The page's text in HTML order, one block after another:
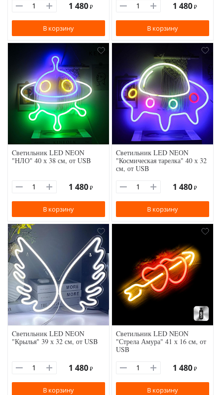
1 480 ₽
В корзину
1 480 ₽
В корзину
Cветильник LED NEON
"НЛО" 40 х 38 см, от USB
1 480 ₽
В корзину
Cветильник LED NEON
"Космическая тарелка" 40 х 32
см, от USB
1 480 ₽
В корзину
Cветильник LED NEON
"Крылья" 39 х 32 см, от USB
1 480 ₽
В корзину
Cветильник LED NEON
"Стрела Амура" 41 х 16 см, от
USB
1 480 ₽
В корзину